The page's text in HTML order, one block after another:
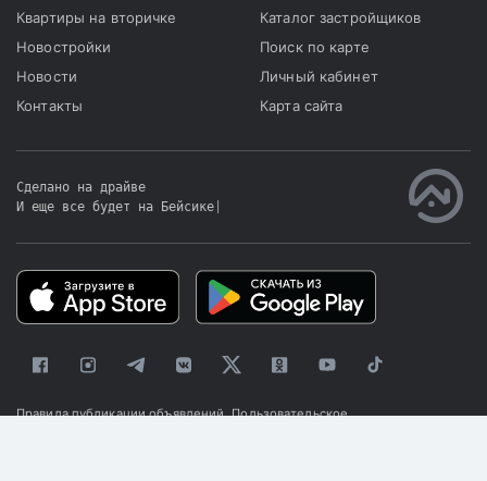
Квартиры на вторичке
Новостройки
Новости
Контакты
Каталог застройщиков
Поиск по карте
Личный кабинет
Карта сайта
Сделано на драйве
И еще все будет на Бейсике
Правила публикации объявлений Пользовательское